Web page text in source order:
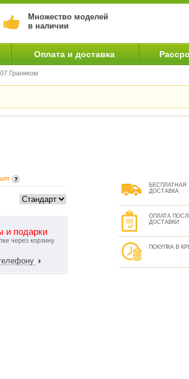
Множество моделей
в наличии
Оплата и доставка
Граником
и подарки
через корзину
БЕСПЛАТНАЯ
ДОСТАВКА
ОПЛАТА
ДОСТАВКИ
ПОКУПКА В